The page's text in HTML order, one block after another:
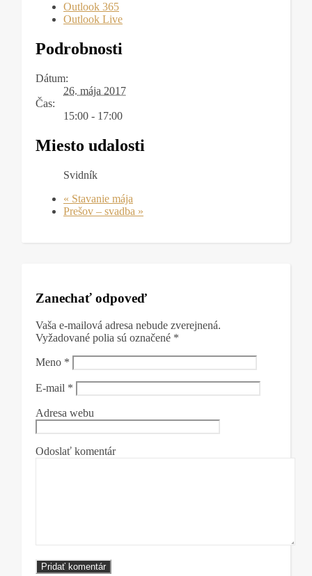
Outlook 365
Outlook Live
Podrobnosti
Dátum:
26. mája 2017
Čas:
15:00 - 17:00
Miesto udalosti
Svidník
« Stavanie mája
Prešov – svadba »
Zanechať odpoveď
Vaša e-mailová adresa nebude zverejnená.
Vyžadované polia sú označené *
Meno *
E-mail *
Adresa webu
Odoslať komentár